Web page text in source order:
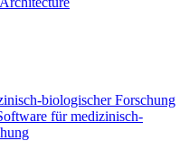
biologischer Forschung
für medizinisch-